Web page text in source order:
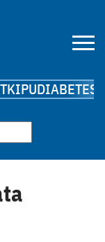
KIPUDIABETES